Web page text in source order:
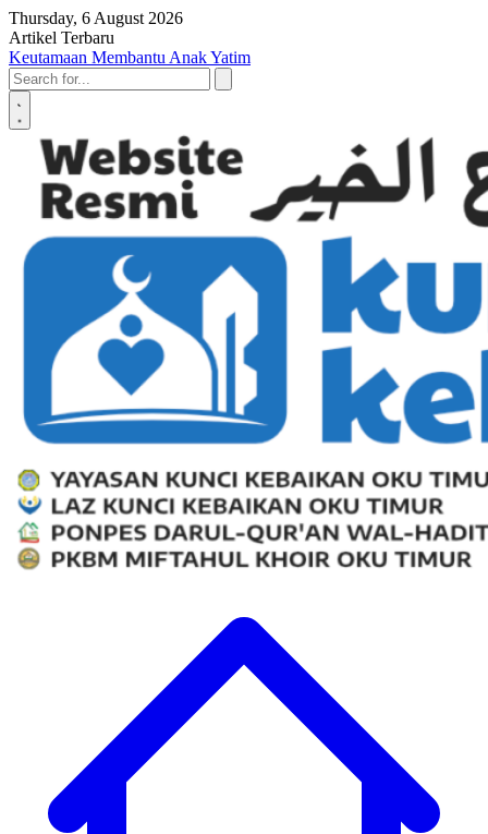
Skip to content
Thursday, 6 August 2026
Artikel Terbaru
Penyerahan SK LAZ Kunci Kebaikan OKU Timur, Tonggak Baru
Penguatan Pelayanan Umat